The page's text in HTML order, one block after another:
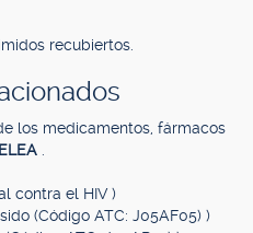
recubiertos.
los medicamentos, fármacos
contra el HIV )
(Código ATC: J05AF05) )